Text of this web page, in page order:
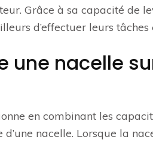
Grâce à sa capacité de
d’effectuer leurs
une nacelle
en combinant les
nacelle. Lorsque la